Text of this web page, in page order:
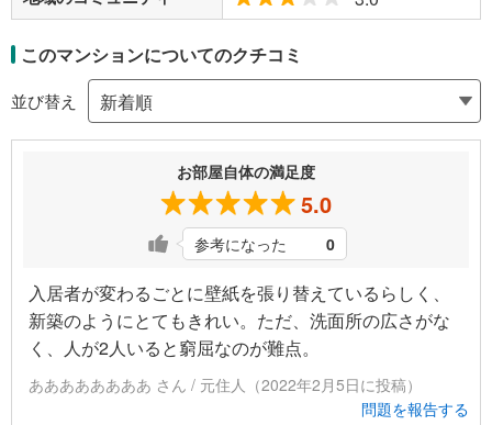
このマンションについてのクチコミ
並び替え
お部屋自体の満足度
5.0
参考になった 0
入居者が変わるごとに壁紙を張り替えているらしく、
新築のようにとてもきれい。ただ、洗面所の広さがな
く、人が2人いると窮屈なのが難点。
ああああああああ さん / 元住人（2022年2月5日に投稿）
問題を報告する